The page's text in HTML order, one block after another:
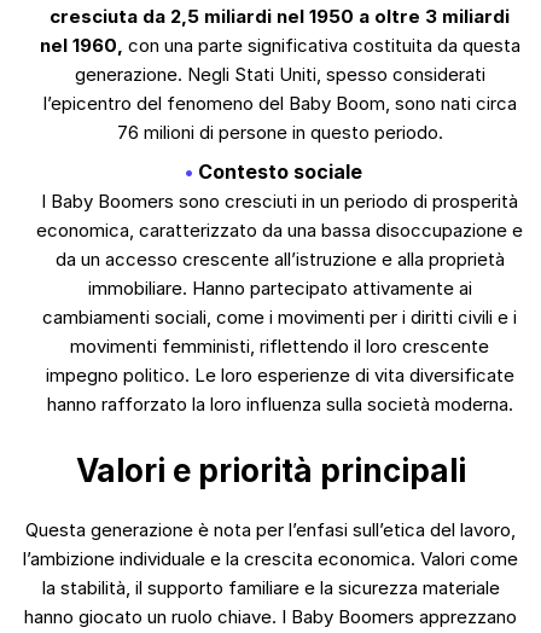
cresciuta da 2,5 miliardi nel 1950 a oltre 3 miliardi
nel 1960, con una parte significativa costituita da questa
generazione. Negli Stati Uniti, spesso considerati
l’epicentro del fenomeno del Baby Boom, sono nati circa
76 milioni di persone in questo periodo.
Contesto sociale
I Baby Boomers sono cresciuti in un periodo di prosperità
economica, caratterizzato da una bassa disoccupazione e
da un accesso crescente all’istruzione e alla proprietà
immobiliare. Hanno partecipato attivamente ai
cambiamenti sociali, come i movimenti per i diritti civili e i
movimenti femministi, riflettendo il loro crescente
impegno politico. Le loro esperienze di vita diversificate
hanno rafforzato la loro influenza sulla società moderna.
Valori e priorità principali
Questa generazione è nota per l’enfasi sull’etica del lavoro,
l’ambizione individuale e la crescita economica. Valori come
la stabilità, il supporto familiare e la sicurezza materiale
hanno giocato un ruolo chiave. I Baby Boomers apprezzano